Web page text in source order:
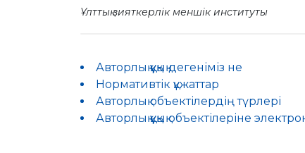
Ұлттық зияткерлік меншік институты
Авторлық құқық дегеніміз не
Нормативтік құжаттар
Авторлық объектілердің түрлері
Авторлық құқық объектілеріне